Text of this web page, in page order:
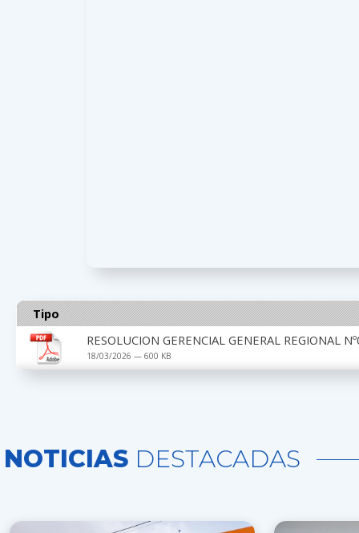
Tipo
RESOLUCION GERENCIAL GENERAL REGIONAL
18/03/2026 — 600 KB
NOTICIAS DESTACADAS